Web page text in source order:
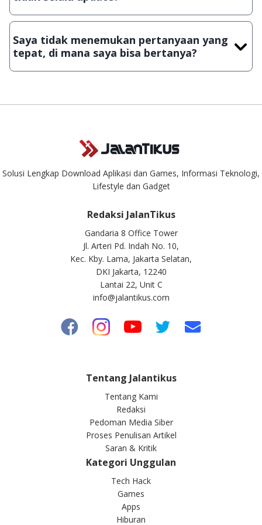
Demi menjaga kualitas aplikasi dan games yang ada di
download secara manual, sehingga kuota sebesar ribuan
aplikasi & games tidak dapat tercapai dalam waktu yang
singkat.
Saya tidak menemukan pertanyaan yang
tepat, di mana saya bisa bertanya?
Kami dengan senang hati menjawab setiap pertanyaan yang
Solusi Lengkap Download Aplikasi dan Games, Informasi Teknologi,
Lifestyle dan Gadget
Redaksi JalanTikus
Gandaria 8 Office Tower
Jl. Arteri Pd. Indah No. 10,
Kec. Kby. Lama, Jakarta Selatan,
DKI Jakarta, 12240
Lantai 22, Unit C
info@jalantikus.com
Tentang Jalantikus
Tentang Kami
Redaksi
Pedoman Media Siber
Proses Penulisan Artikel
Saran & Kritik
Kategori Unggulan
Tech Hack
Games
Apps
Hiburan